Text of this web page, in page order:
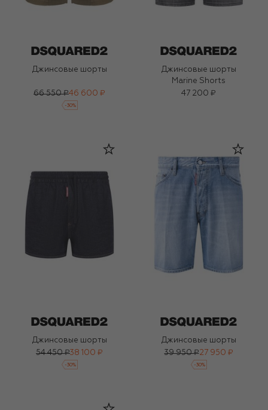
Джинсовые шорты
66 550 ₽46 600 ₽
-30%
Джинсовые шорты
Marine Shorts
47 200 ₽
Джинсовые шорты
54 450 ₽38 100 ₽
-30%
Джинсовые шорты
39 950 ₽27 950 ₽
-30%